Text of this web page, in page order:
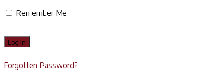
Remember Me
Forgotten Password?